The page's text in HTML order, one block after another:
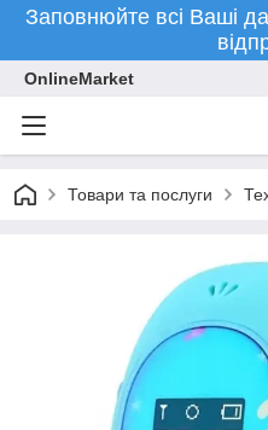
Заповнюйте всі Ваші
OnlineMarket
Товари та послуги